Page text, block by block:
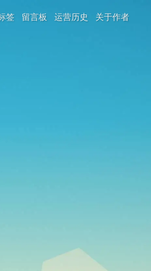
签 留言板 运营历史 关于作者